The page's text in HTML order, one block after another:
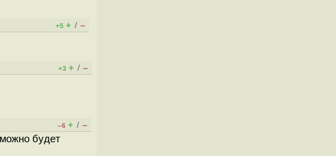
+5 + / –
+3 + / –
–6 + / –
будет